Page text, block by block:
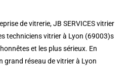
de vitrerie, JB SERVICES vitrier
techniciens vitrier à Lyon (69003)s
et les plus sérieux. En
grand réseau de vitrier à Lyon